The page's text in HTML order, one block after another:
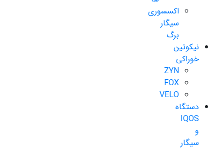
اکسسوری
سیگار
برگ
نیکوتین
خوراکی
ZYN
FOX
VELO
دستگاه
IQOS
و
سیگار